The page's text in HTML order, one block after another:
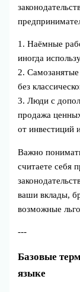
1. Наёмные
иногда
2.
без
3. Люди с
продажа
от инвестиций
Важно
считаете себя
ваши вклады,
возможные
---
Базовые
языке